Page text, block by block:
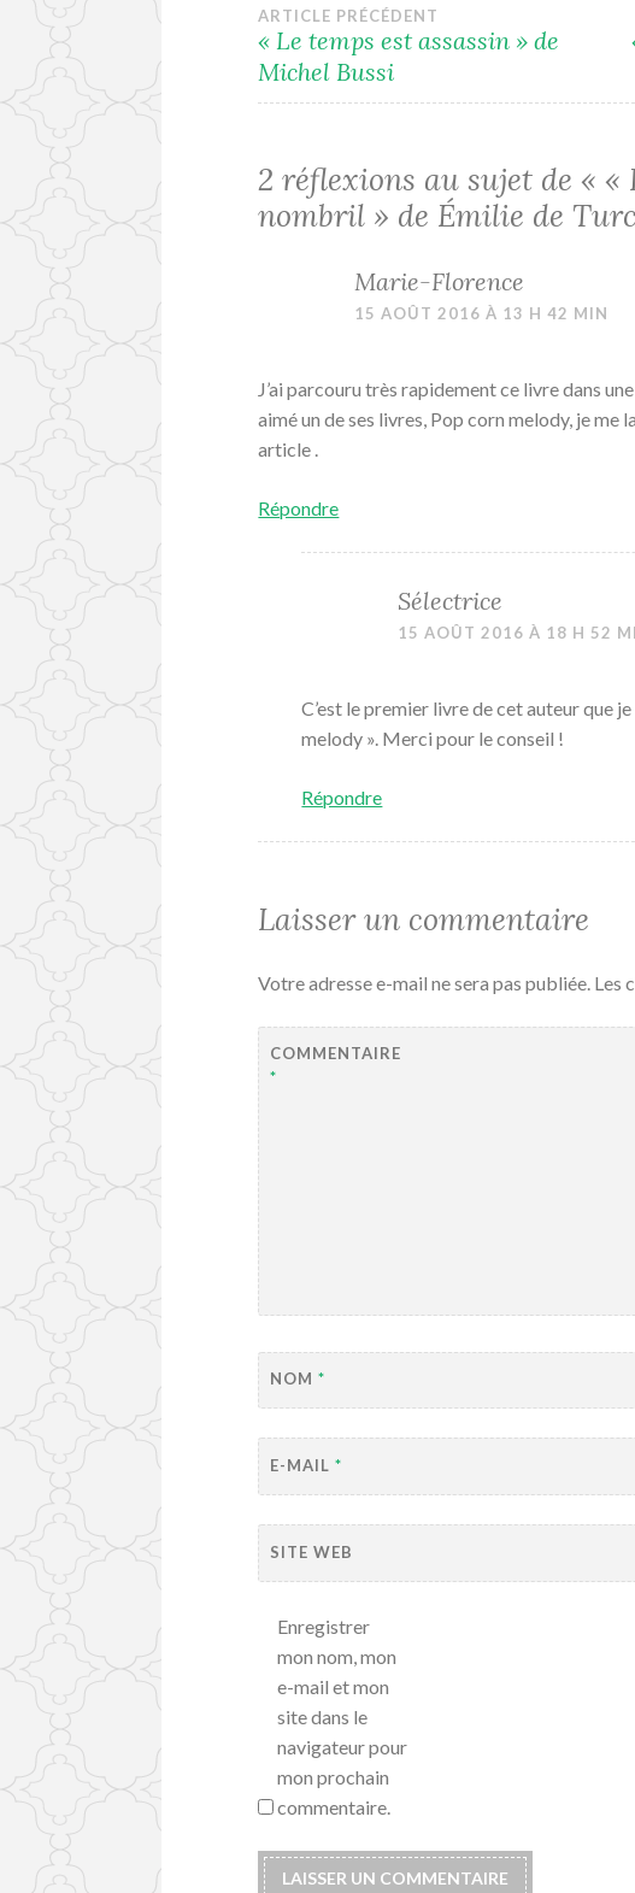
Navigation
de
ARTICLE PRÉCÉDENT
« Le temps est assassin » de
Michel Bussi
2 réflexions au sujet de « «
nombril » de Émilie de
Marie-Florence
15 AOÛT 2016 À 13 H 42 MIN
J’ai parcouru très rapidement ce livre dans
aimé un de ses livres, Pop corn melody, je
article .
Répondre
Sélectrice
15 AOÛT 2016 À 18 H 52
C’est le premier livre de cet auteur que
melody ». Merci pour le conseil !
Répondre
Laisser un commentaire
Votre adresse e-mail ne sera pas publiée. Les
COMMENTAIRE
*
NOM*
E-MAIL*
SITE WEB
Enregistrer
mon nom, mon
e-mail et mon
site dans le
navigateur pour
mon prochain
commentaire.